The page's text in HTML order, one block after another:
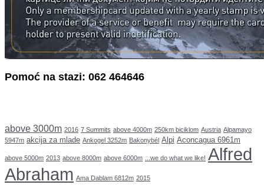
Pomoć na stazi: 062 464646
above 3000m 2016 7 Summits above 4000m 250km biciklom Austria Alpamayo
5947m akcija za mlade Ankogel 3252m Bakonybél Alpi Aconcagua 6961m
above 5000m 2013 above 8000m above 6000m ...we do what we like! Alfred
Abraham Ama Dablam 6812m 2015